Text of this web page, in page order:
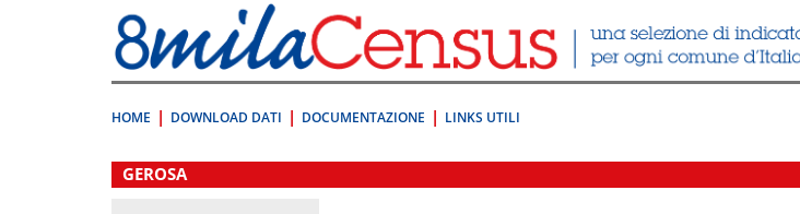
direttamente
a:
Contenuto
HOME DOWNLOAD DATI DOCUMENTAZIONE LINKS UTILI
.
GEROSA